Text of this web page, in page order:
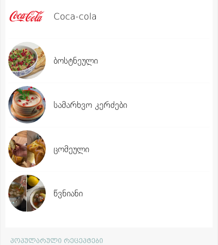
Coca-cola
ბოსტნეული
სამარხვო კერძები
ცომეული
წვნიანი
პოპულარული რეცეპტები